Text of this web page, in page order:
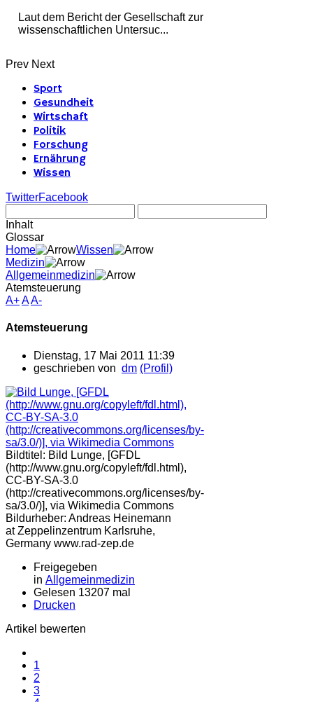
Laut dem Bericht der Gesellschaft zur
wissenschaftlichen Untersuc...
Prev Next
Sport
Gesundheit
Wirtschaft
Politik
Forschung
Ernährung
Wissen
TwitterFacebook
Inhalt
Glossar
Home
Wissen
Medizin
Allgemeinmedizin
Atemsteuerung
A+AA-
Atemsteuerung
Dienstag, 17 Mai 2011 11:39
geschrieben von dm (Profil)
Bildtitel: Bild Lunge, [GFDL
(http://www.gnu.org/copyleft/fdl.html),
CC-BY-SA-3.0
(http://creativecommons.org/licenses/by-
sa/3.0/)], via Wikimedia Commons
Bildurheber: Andreas Heinemann
at Zeppelinzentrum Karlsruhe,
Germany www.rad-zep.de
Freigegeben
in Allgemeinmedizin
Gelesen 13207 mal
Drucken
Artikel bewerten
1
2
3